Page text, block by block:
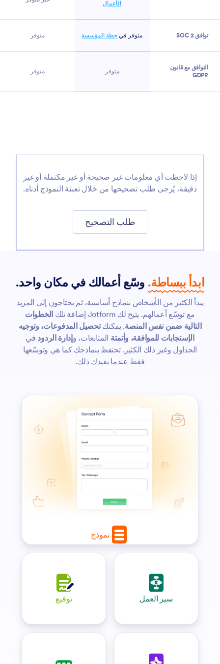
الأعمال
توافق SOC 2 متوفر في خطة المؤسسة متوفر
التوافق مع قانون
GDPR
متوفر متوفر
إذا لاحظت أي معلومات غير صحيحة أو غير مكتملة أو غير
دقيقة، يُرجى طلب تصحيحها من خلال تعبئة النموذج أدناه.
طلب التصحيح
ابدأ ببساطة. وسّع أعمالك في مكان واحد.
يبدأ الكثير من الأشخاص بنماذج أساسية، ثم يحتاجون إلى المزيد
مع توسّع أعمالهم. يتيح لك Jotform إضافة تلك
الخطوات
التالية ضمن نفس المنصة. يمكنكتحصيل المدفوعات، وتوجيه
الإستجابات للموافقة، وأتمتة المتابعات، وإدارة الردود في
الجداول وغير ذلك الكثير. تحتفظ بنماذجك كما هي وتوسّعها
فقط عندما يفيدك ذلك.
نموذج
سير العمل توقيع